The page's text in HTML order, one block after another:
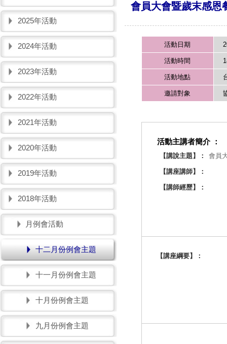
2025年活動
2024年活動
2023年活動
2022年活動
2021年活動
2020年活動
2019年活動
2018年活動
月例會活動
十二月份例會主題
十一月份例會主題
十月份例會主題
九月份例會主題
會員大會暨歲末感恩
活動日期
活動時間
活動地點
邀請對象
活動主講者簡介 ：
【講說主題】： 會員
【講座講師】：
【講師經歷】：
【講座綱要】：